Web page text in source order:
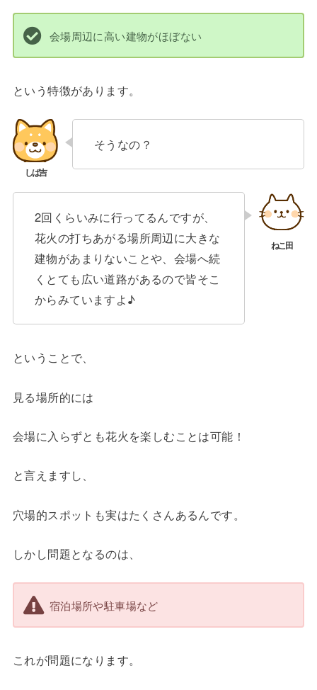
会場周辺に高い建物がほぼない
という特徴があります。
そうなの？
2回くらいみに行ってるんですが、
花火の打ちあがる場所周辺に大きな
建物があまりないことや、会場へ続
くとても広い道路があるので皆そこ
からみていますよ♪
ということで、
見る場所的には
会場に入らずとも花火を楽しむことは可能！
と言えますし、
穴場的スポットも実はたくさんあるんです。
しかし問題となるのは、
宿泊場所や駐車場など
これが問題になります。